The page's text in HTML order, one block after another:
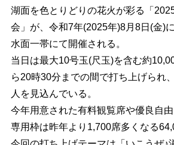
湖面を色とりどりの花火が彩る「
会」が、令和7年(2025年)8月8日(金)
水面一帯にて開催される。
当日は最大10号玉(尺玉)を含む約
ら20時30分までの間で打ち上げられ
人を見込んでいる。
今年用意された有料観覧席や優良自
専用枠は昨年より1,700席多くなる